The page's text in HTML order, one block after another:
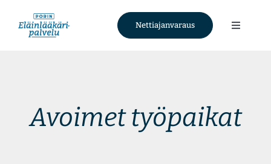
content
Nettiajanvaraus
Toggle
Ajankohtaista
Avoimet työpaikat